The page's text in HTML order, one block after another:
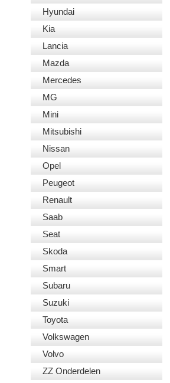
Hyundai
Kia
Lancia
Mazda
Mercedes
MG
Mini
Mitsubishi
Nissan
Opel
Peugeot
Renault
Saab
Seat
Skoda
Smart
Subaru
Suzuki
Toyota
Volkswagen
Volvo
ZZ Onderdelen